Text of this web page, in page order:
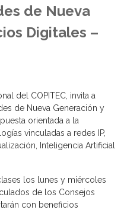
de Nueva
Digitales –
del COPITEC, invita a
de Nueva Generación y
orientada a la
vinculadas a redes IP,
Inteligencia Artificial
los lunes y miércoles
de los Consejos
con beneficios